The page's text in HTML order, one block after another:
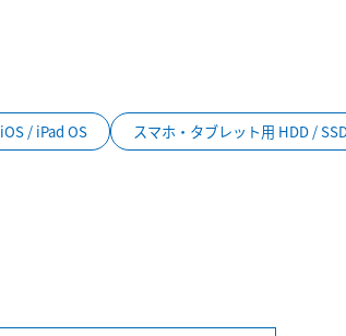
iOS / iPad OS スマホ・タブレット用 HDD /